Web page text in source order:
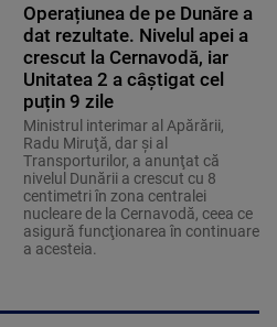
Operațiunea de pe Dunăre a
dat rezultate. Nivelul apei a
crescut la Cernavodă, iar
Unitatea 2 a câștigat cel
puțin 9 zile
Ministrul interimar al Apărării,
Radu Miruţă, dar şi al
Transporturilor, a anunţat că
nivelul Dunării a crescut cu 8
centimetri în zona centralei
nucleare de la Cernavodă, ceea ce
asigură funcţionarea în continuare
a acesteia.